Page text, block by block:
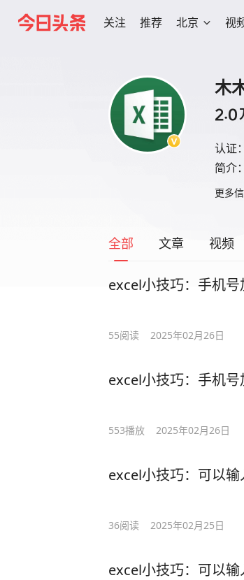
关注 推荐 北京 视
木
2.0
认证：
简介：
更多
全部 文章 视频
excel小技巧：手机
55阅读 2025年02月26日
excel小技巧：手机
553播放 2025年02月26日
excel小技巧：可以
36阅读 2025年02月25日
excel小技巧：可以